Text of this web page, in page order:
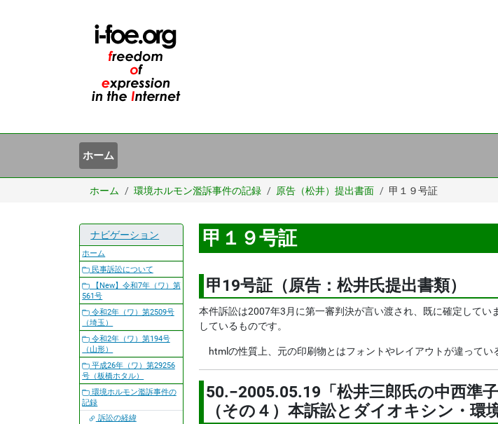
ホーム
ホーム 環境ホルモン濫訴事件の記録 原告（松井）提出書面 甲１９号証
甲１９号証
甲19号証（原告：松井氏提出書類）
本件訴訟は2007年3月に第一審判決が言い渡され、既に確定して
しているものです。
htmlの性質上、元の印刷物とはフォントやレイアウトが違ってい
50.−2005.05.19「松井三郎氏の中西準
（その４）本訴訟とダイオキシン・環
ナビゲーション
ホーム
民事訴訟について
【New】令和7年（ワ）第
561号
令和2年（ワ）第2509号
（埼玉）
令和2年（ワ）第194号
（山形）
平成26年（ワ）第29256
号（板橋ホタル）
環境ホルモン濫訴事件の
記録
訴訟の経緯